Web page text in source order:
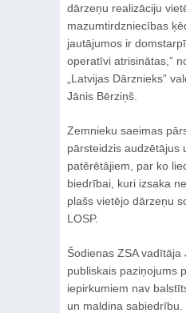
dārzeņu realizāciju
mazumtirdzniecības
jautājumos ir
operatīvi atrisinātas,”
„Latvijas Dārznieks”
Jānis Bērziņš.
Zemnieku saeimas
pārsteidzis audzētājus
patērētājiem, par ko
biedrībai, kuri izsaka
plašs vietējo dārzeņu
LOSP.
Šodienas ZSA vadītāja
publiskais paziņojums
iepirkumiem nav
un maldina